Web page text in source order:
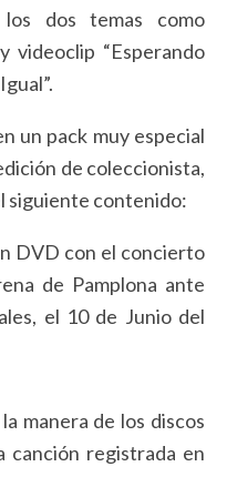
dos temas como
videoclip “Esperando
un pack muy especial
de coleccionista,
siguiente contenido:
DVD con el concierto
de Pamplona ante
el 10 de Junio del
manera de los discos
canción registrada en